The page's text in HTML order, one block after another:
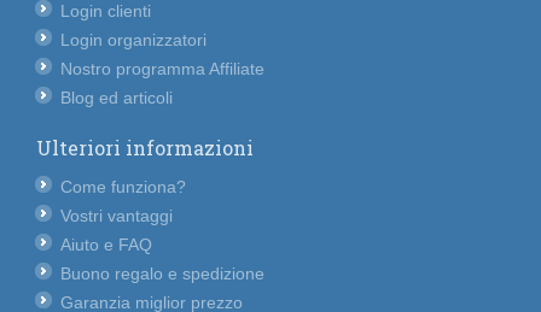
Login clienti
Login organizzatori
Nostro programma Affiliate
Blog ed articoli
Ulteriori informazioni
Come funziona?
Vostri vantaggi
Aiuto e FAQ
Buono regalo e spedizione
Garanzia miglior prezzo